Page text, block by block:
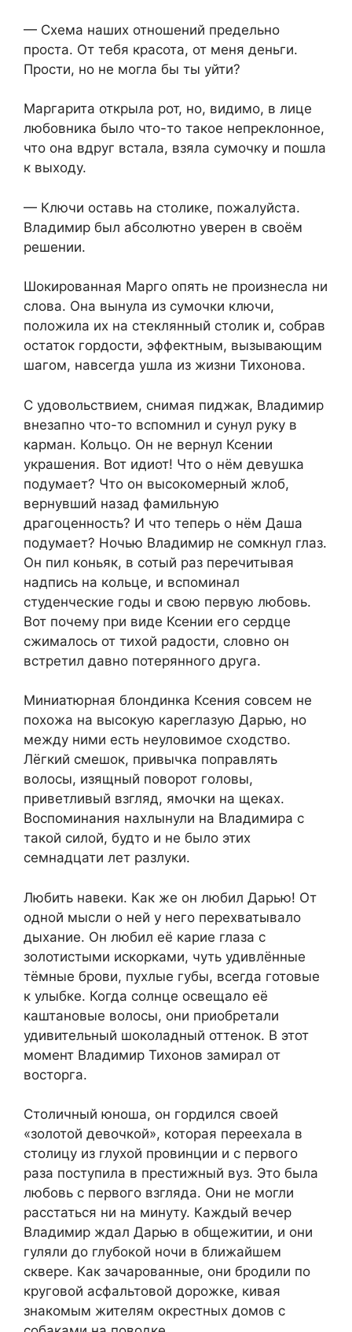
— Схема наших отношений предельно
проста. От тебя красота, от меня деньги.
Прости, но не могла бы ты уйти?
Маргарита открыла рот, но, видимо, в лице
любовника было что-то такое непреклонное,
что она вдруг встала, взяла сумочку и пошла
к выходу.
— Ключи оставь на столике, пожалуйста.
Владимир был абсолютно уверен в своём
решении.
Шокированная Марго опять не произнесла ни
слова. Она вынула из сумочки ключи,
положила их на стеклянный столик и, собрав
остаток гордости, эффектным, вызывающим
шагом, навсегда ушла из жизни Тихонова.
С удовольствием, снимая пиджак, Владимир
внезапно что-то вспомнил и сунул руку в
карман. Кольцо. Он не вернул Ксении
украшения. Вот идиот! Что о нём девушка
подумает? Что он высокомерный жлоб,
вернувший назад фамильную
драгоценность? И что теперь о нём Даша
подумает? Ночью Владимир не сомкнул глаз.
Он пил коньяк, в сотый раз перечитывая
надпись на кольце, и вспоминал
студенческие годы и свою первую любовь.
Вот почему при виде Ксении его сердце
сжималось от тихой радости, словно он
встретил давно потерянного друга.
Миниатюрная блондинка Ксения совсем не
похожа на высокую кареглазую Дарью, но
между ними есть неуловимое сходство.
Лёгкий смешок, привычка поправлять
волосы, изящный поворот головы,
приветливый взгляд, ямочки на щеках.
Воспоминания нахлынули на Владимира с
такой силой, будто и не было этих
семнадцати лет разлуки.
Любить навеки. Как же он любил Дарью! От
одной мысли о ней у него перехватывало
дыхание. Он любил её карие глаза с
золотистыми искорками, чуть удивлённые
тёмные брови, пухлые губы, всегда готовые
к улыбке. Когда солнце освещало её
каштановые волосы, они приобретали
удивительный шоколадный оттенок. В этот
момент Владимир Тихонов замирал от
восторга.
Столичный юноша, он гордился своей
«золотой девочкой», которая переехала в
столицу из глухой провинции и с первого
раза поступила в престижный вуз. Это была
любовь с первого взгляда. Они не могли
расстаться ни на минуту. Каждый вечер
Владимир ждал Дарью в общежитии, и они
гуляли до глубокой ночи в ближайшем
сквере. Как зачарованные, они бродили по
круговой асфальтовой дорожке, кивая
знакомым жителям окрестных домов с